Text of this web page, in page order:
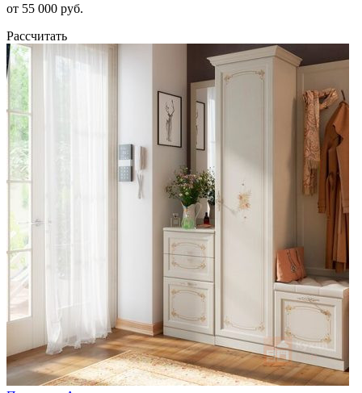
от 55 000 руб.
Рассчитать